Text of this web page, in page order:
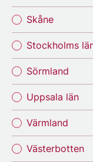
Skåne
Stockholms
Sörmland
Uppsala län
Värmland
Västerbotten